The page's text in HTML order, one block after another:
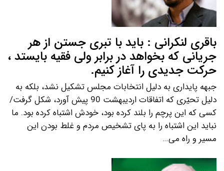
باقری لنکرانی : باید با تبری جستن از هر
جریانی که بخواهد در برابر ولی فقیه بایستد ،
حرکت جدیدی را آغاز کنیم.
جبهه پایداری به دلیل انتخابات مجلس تشکیل نشد، بلکه به
دلیل تحیّری که اتفاقات اردیبهشت 90 پیش آورد، شکل گرفت/
کسی که این پرچم را بلند کرده بود، خودش اشتباه کرده بود. ما
نباید این اشتباه را به پای تشخیص مردم و غلط بودن این
مسیر و راه می…